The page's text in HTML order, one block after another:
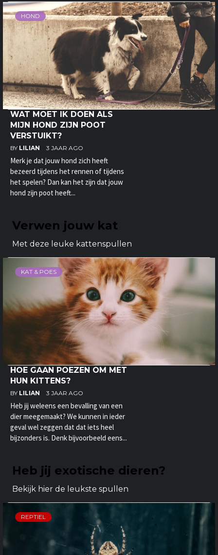
HOND
WAT MOET IK DOEN ALS
MIJN HOND ZIJN POOT
VERSTUIKT?
BY LILIAN 3 JAAR AGO
Merk je dat jouw hond zich heeft
bezeerd tijdens het rennen of tijdens
het spelen? Dan kan het zijn dat jouw
hond zijn poot heeft...
Verwen jouw kat
Met deze leuke kattenspullen
KAT & POES
HOE GAAN POEZEN OM MET
HUN KITTENS?
BY LILIAN 3 JAAR AGO
Heb jij weleens een bevalling van een
dier meegemaakt? We kunnen in ieder
geval wel zeggen dat dat iets heel
bijzonders is. Denk bijvoorbeeld eens...
Heb jij exotische dieren?
Bekijk hier de leukste spullen
REPTIEL